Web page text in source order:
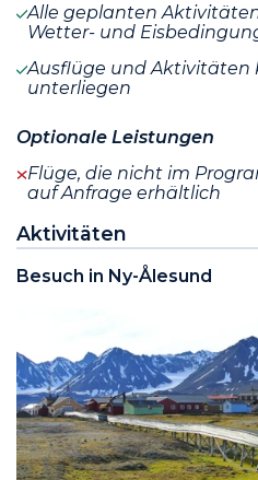
Alle geplanten
Wetter- und
Ausflüge und Aktivitäten
unterliegen
Optionale Leistungen
Flüge, die nicht im
auf Anfrage erhältlich
Aktivitäten
Besuch in Ny-Ålesund